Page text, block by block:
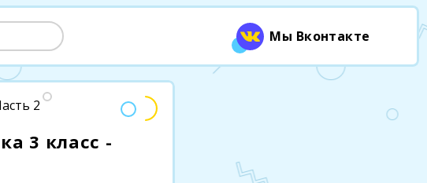
2
3 класс -
Мы Вконтакте